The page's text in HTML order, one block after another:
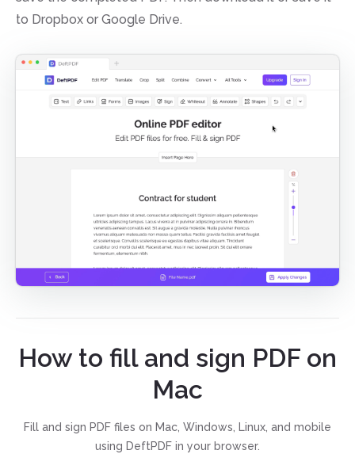
to Dropbox or Google Drive.
How to fill and sign PDF on
Mac
Fill and sign PDF files on Mac, Windows, Linux, and mobile
using DeftPDF in your browser.